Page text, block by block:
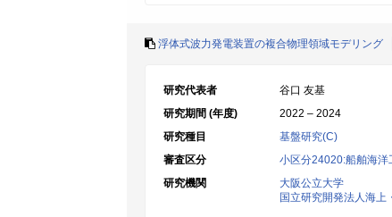
浮体式波力発電装置の複合物理領域モデリング
研究代表者
谷口 友基
研究期間 (年度)
2022 – 2024
研究種目
基盤研究(C)
審査区分
小区分24020:船舶海洋
研究機関
大阪公立大学
国立研究開発法人海上